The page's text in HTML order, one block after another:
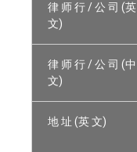
律 师 行 / 公 司 (英
文)
律 师 行 / 公 司 (中
文)
地 址 (英 文)